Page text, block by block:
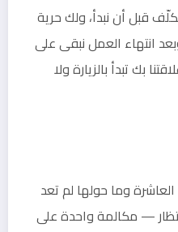
قبل أن نبدأ، ولك حرية
انتهاء العمل نبقى على
بك تبدأ بالزيارة ولا
وما حولها لم تعد
— مكالمة واحدة على